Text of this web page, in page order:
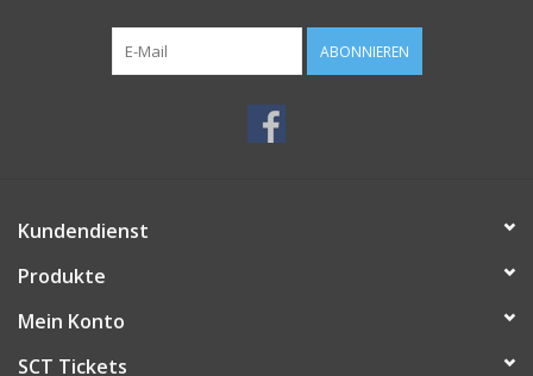
ABONNIEREN
Kundendienst
Produkte
Mein Konto
SCT Tickets